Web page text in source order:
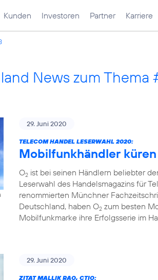
Kunden Investoren Partner Karriere
News zum
29. Juni 2020
TELECOM HANDEL LESERWAHL 2020:
Mobilfunkhändler küren
O2 ist bei seinen Händlern beliebter
Leserwahl des Handelsmagazins für
renommierten Münchner
Deutschland, haben O2 zum besten
Mobilfunkmarke ihre Erfolgsserie im
29. Juni 2020
ZITAT MALLIK RAO, CTIO: